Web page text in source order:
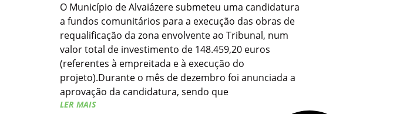
O Município de Alvaiázere submeteu uma candidatura
a fundos comunitários para a execução das obras de
requalificação da zona envolvente ao Tribunal, num
valor total de investimento de 148.459,20 euros
(referentes à empreitada e à execução do
projeto).Durante o mês de dezembro foi anunciada a
aprovação da candidatura, sendo que
LER MAIS